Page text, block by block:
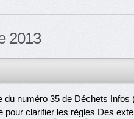
2013
numéro 35 de Déchets Infos
pour clarifier les règles Des